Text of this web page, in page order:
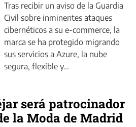
Tras recibir un aviso de la Guardia
Civil sobre inminentes ataques
cibernéticos a su e-commerce, la
marca se ha protegido migrando
sus servicios a Azure, la nube
segura, flexible y…
será patrocinador
la Moda de Madrid